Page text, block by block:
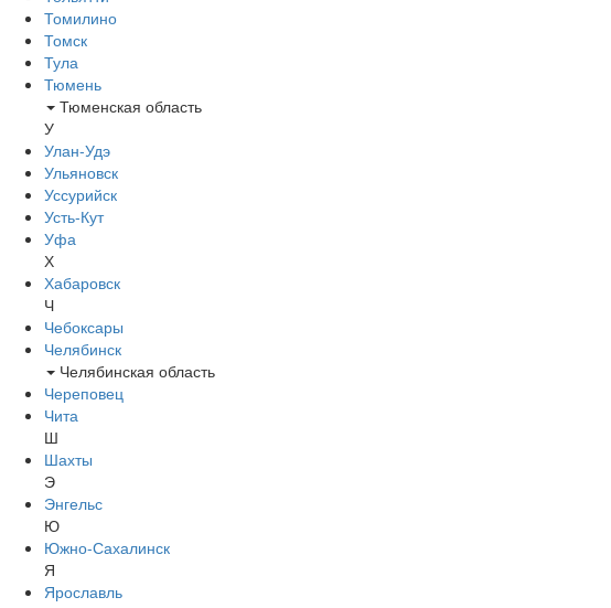
Томилино
Томск
Тула
Тюмень
Тюменская область
У
Улан-Удэ
Ульяновск
Уссурийск
Усть-Кут
Уфа
Х
Хабаровск
Ч
Чебоксары
Челябинск
Челябинская область
Череповец
Чита
Ш
Шахты
Э
Энгельс
Ю
Южно-Сахалинск
Я
Ярославль